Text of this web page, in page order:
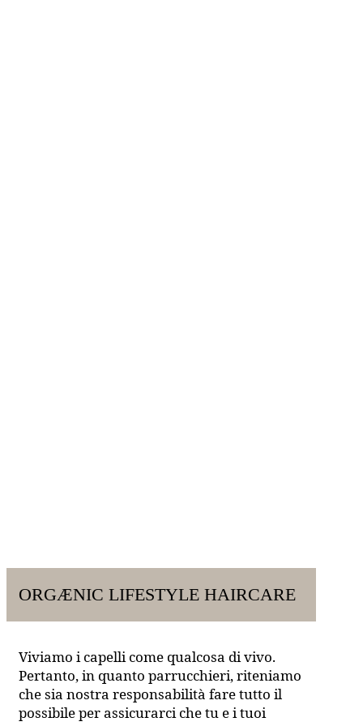
ORGÆNIC LIFESTYLE HAIRCARE
Viviamo i capelli come qualcosa di vivo.
Pertanto, in quanto parrucchieri, riteniamo
che sia nostra responsabilità fare tutto il
possibile per assicurarci che tu e i tuoi